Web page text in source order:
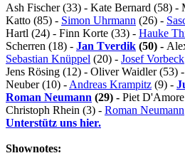
Ash Fischer (33) - Kate Bernard (58) -
Katto (85) - Simon Uhrmann (26) -
Hartl (24) - Finn Korte (33) - Hauke
Scherren (18) - Jan Tverdik (50) -
Sebastian Knüppel (20) - Josef Vorbeck
Jens Rösing (12) - Oliver Waidler (53) -
Neuber (10) - Andreas Krampitz (9) -
Roman Neumann (29) - Piet
Christoph Rhein (3) - Roman Neumann
Unterstütz uns hier.
Shownotes: